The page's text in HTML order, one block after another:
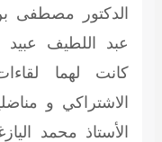
الدكتور مصطفى
عبد اللطيف
كانت لهما
الاشتراكي و
الأستاذ محمد